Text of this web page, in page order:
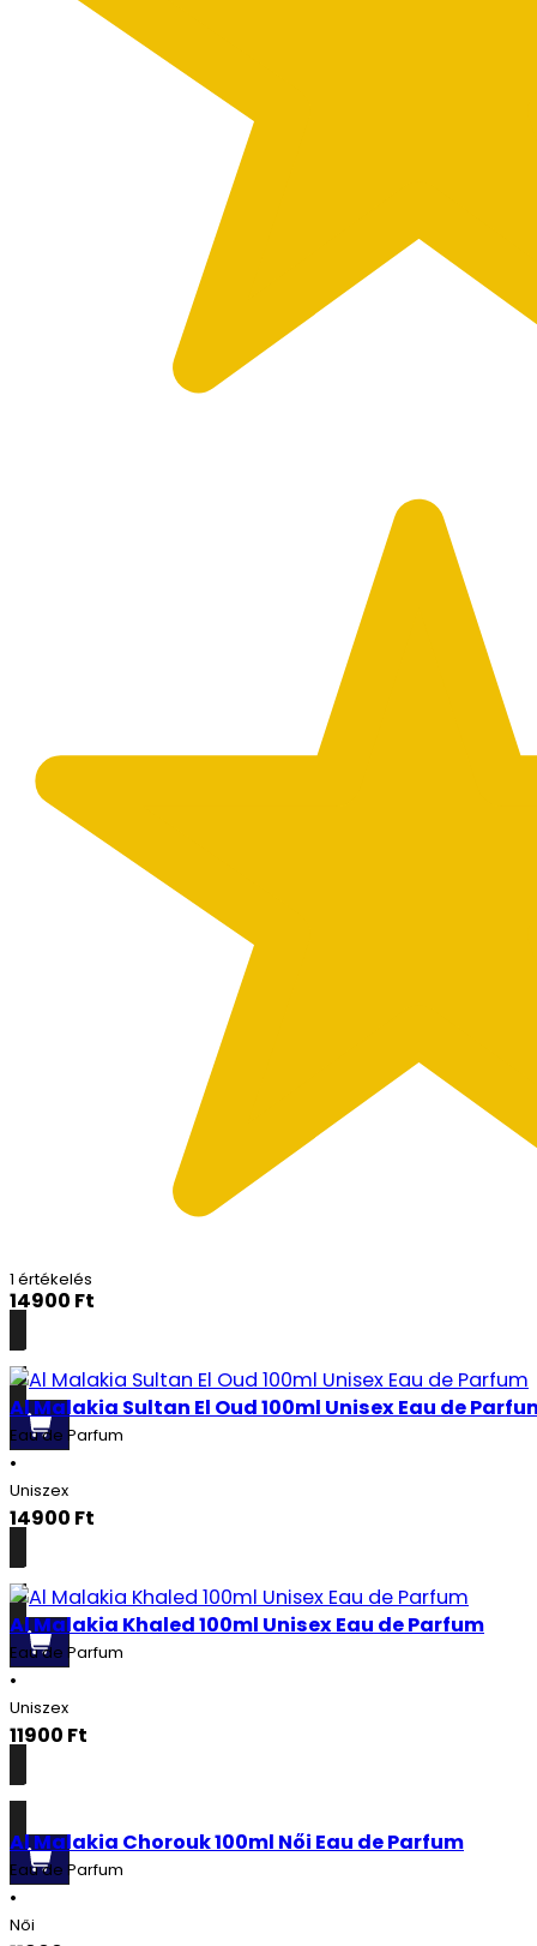
1 értékelés
14900 Ft
Részletek
Al Malakia Sultan El Oud 100ml Unisex Eau de
Eau de Parfum
•
Uniszex
14900 Ft
Részletek
Al Malakia Khaled 100ml Unisex Eau de Parfum
Eau de Parfum
•
Uniszex
11900 Ft
Részletek
Al Malakia Chorouk 100ml Női Eau de Parfum
Eau de Parfum
•
Női